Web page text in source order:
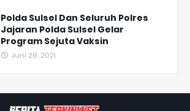
Polda Sulsel Dan Seluruh Polres
Jajaran Polda Sulsel Gelar
Program Sejuta Vaksin
Juni 26, 2021